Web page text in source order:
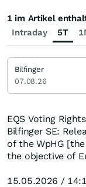
EQS Voting
Bilfinger SE:
of the WpHG
the objective of
15.05.2026 /
Intraday 5T
1 im Artikel
Bilfinger
07.08.26